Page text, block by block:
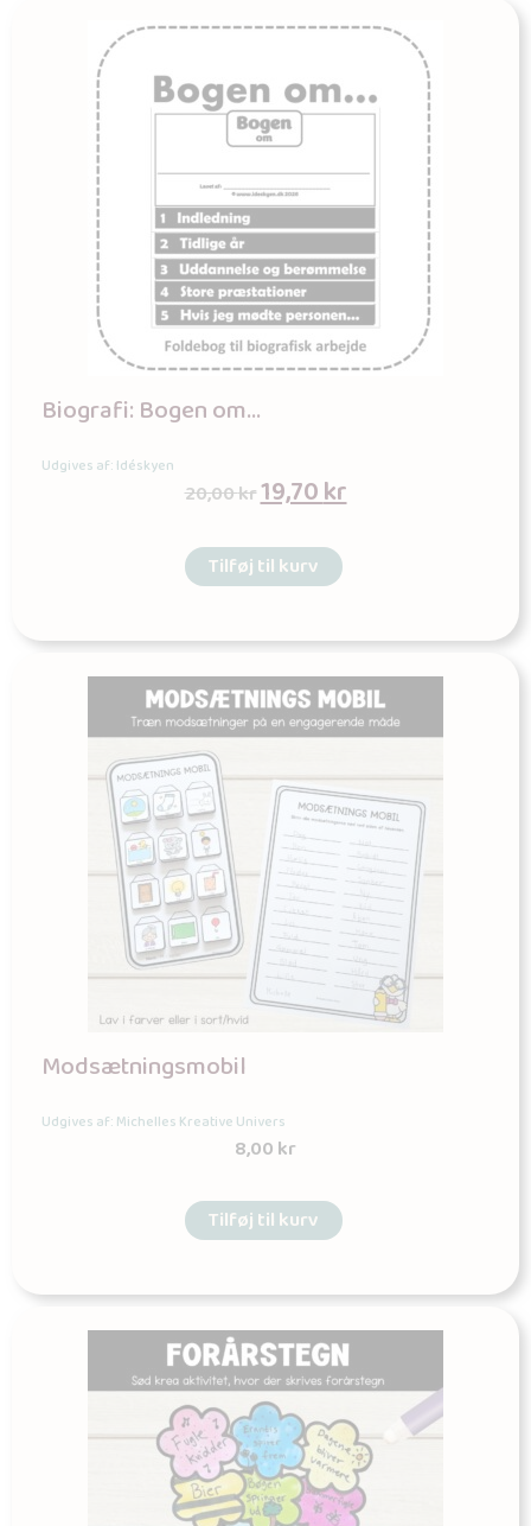
Biografi: Bogen om…
Udgives af: Idéskyen
20,00kr19,70kr
Tilføj til kurv
Modsætningsmobil
Udgives af: Michelles Kreative Univers
8,00kr
Tilføj til kurv